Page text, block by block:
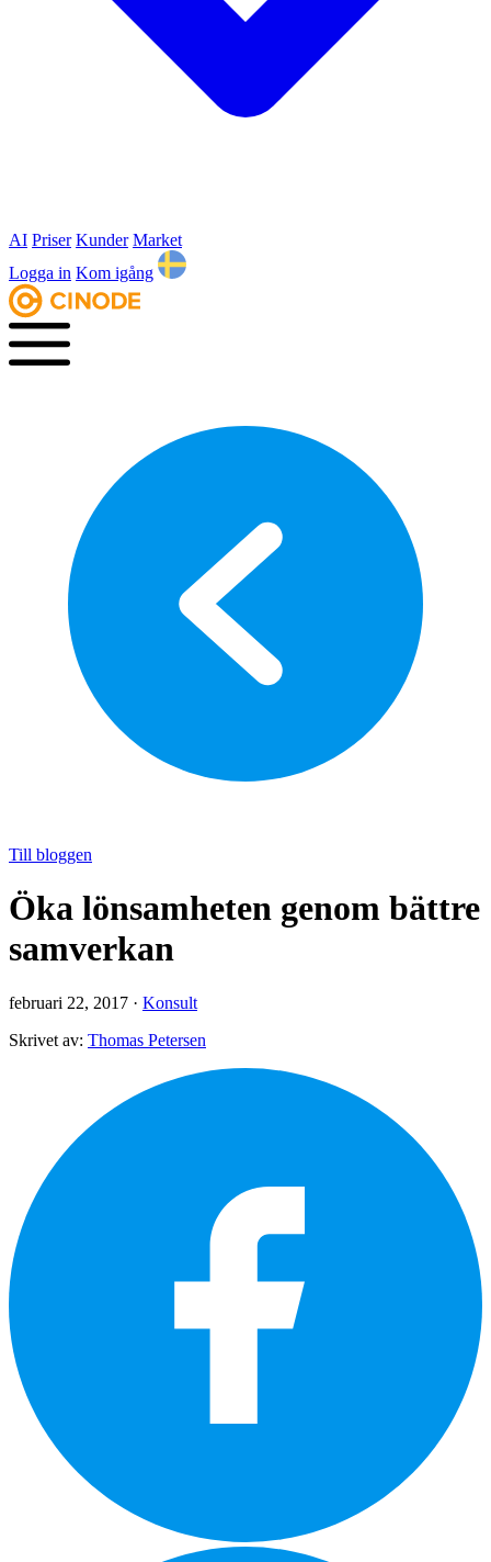
AI Priser Kunder Market
Logga in Kom igång
Till bloggen
Öka lönsamheten genom bättre
samverkan
februari 22, 2017 · Konsult
Skrivet av: Thomas Petersen